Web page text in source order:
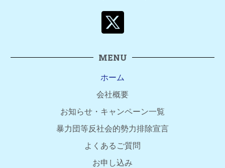
MENU
ホーム
会社概要
お知らせ・キャンペーン一覧
暴力団等反社会的勢力排除宣言
よくあるご質問
お申し込み